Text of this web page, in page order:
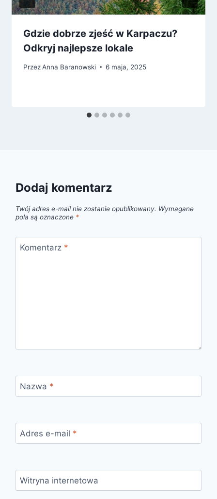
Gdzie dobrze zjeść w Karpaczu?
Odkryj najlepsze lokale
PrzezAnna Baranowski 6 maja, 2025
Dodaj komentarz
Twój adres e-mail nie zostanie opublikowany. Wymagane
pola są oznaczone *
Komentarz *
Nazwa *
Adres e-mail *
Witryna internetowa